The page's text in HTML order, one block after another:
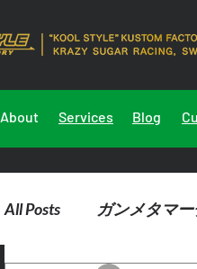
About Services Blog
All Posts ガンメタマ